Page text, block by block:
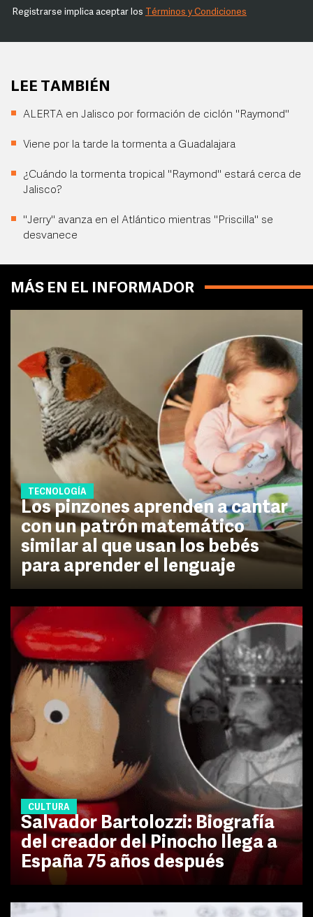
Registrarse implica aceptar los Términos y Condiciones
LEE TAMBIÉN
ALERTA en Jalisco por formación de ciclón "Raymond"
Viene por la tarde la tormenta a Guadalajara
¿Cuándo la tormenta tropical "Raymond" estará cerca de
Jalisco?
"Jerry" avanza en el Atlántico mientras "Priscilla" se
desvanece
MÁS EN EL INFORMADOR
TECNOLOGÍA
Los pinzones aprenden a cantar
con un patrón matemático
similar al que usan los bebés
para aprender el lenguaje
CULTURA
Salvador Bartolozzi: Biografía
del creador del Pinocho llega a
España 75 años después